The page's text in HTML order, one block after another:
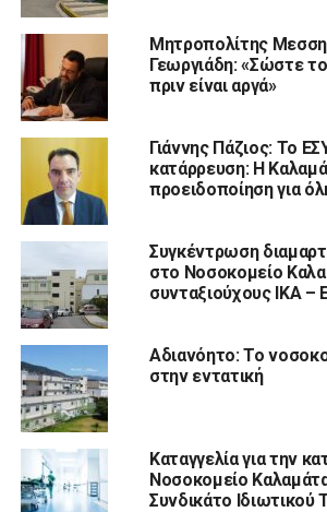
Μητροπολίτης
Γεωργιάδη: «Σώστε
πριν είναι αργά»
Γιάννης Πάζιος: Το
κατάρρευση: Η
προειδοποίηση για
Συγκέντρωση
στο Νοσοκομείο
συνταξιούχους ΙΚΑ
Αδιανόητο: Το
στην εντατική
Καταγγελία για την
Νοσοκομείο
Συνδικάτο